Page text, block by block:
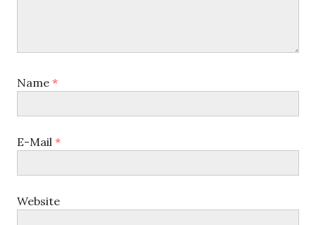
Name *
E-Mail *
Website